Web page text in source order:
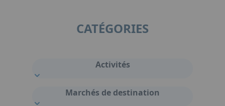
CATÉGORIES
Activités
Marchés de destination